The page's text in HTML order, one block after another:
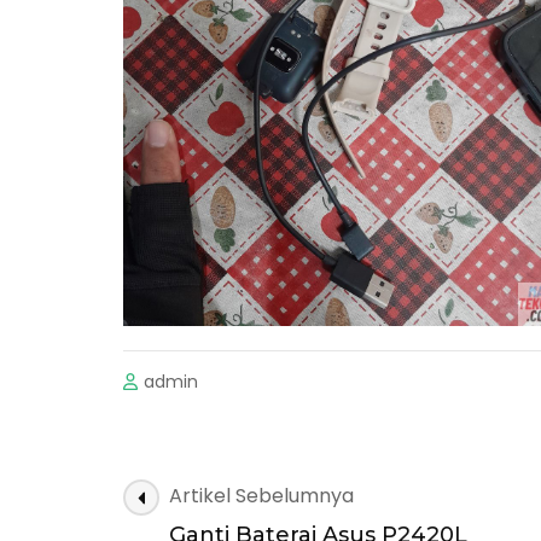
admin
Navigasi
Artikel
Artikel Sebelumnya
Ganti Baterai Asus P2420L